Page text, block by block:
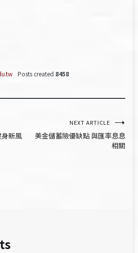
Posts created 8458
新風
NEXT ARTICLE
美金儲蓄險優缺點 與匯率息息
相關